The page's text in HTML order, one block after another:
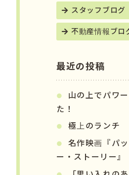
スタッフブログ
不動産情報ブロ
最近の投稿
山の上でパワ
た！
極上のランチ
名作映画『パ
ー・ストーリー』